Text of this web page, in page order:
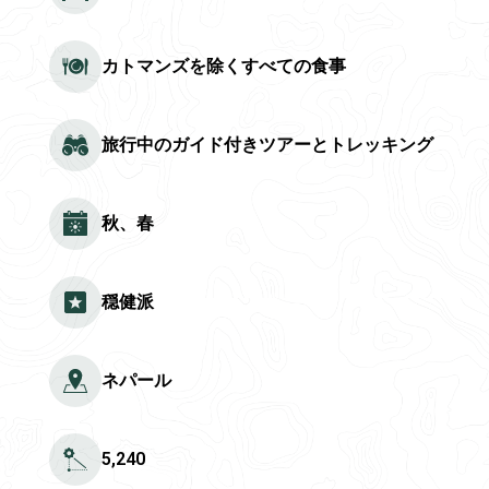
カトマンズを除くすべての食事
旅行中のガイド付きツアーとトレッキング
秋、春
穏健派
ネパール
5,240